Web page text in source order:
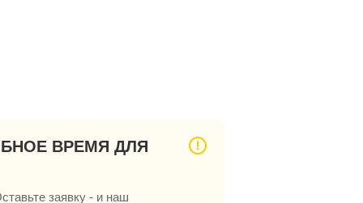
ВРЕМЯ ДЛЯ
заявку - и наш